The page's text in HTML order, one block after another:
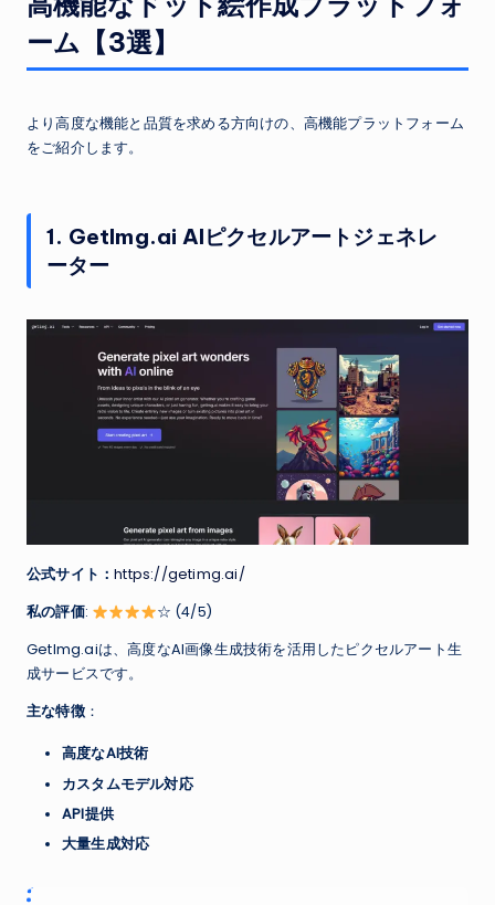
ーム【3選】
より高度な機能と品質を求める方向けの、高機能プラットフォーム
をご紹介します。
1. GetImg.ai AIピクセルアートジェネレ
ーター
公式サイト：https://getimg.ai/
私の評価:
☆ (4/5)
GetImg.aiは、高度なAI画像生成技術を活用したピクセルアート生
成サービスです。
主な特徴：
高度なAI技術
カスタムモデル対応
API提供
大量生成対応